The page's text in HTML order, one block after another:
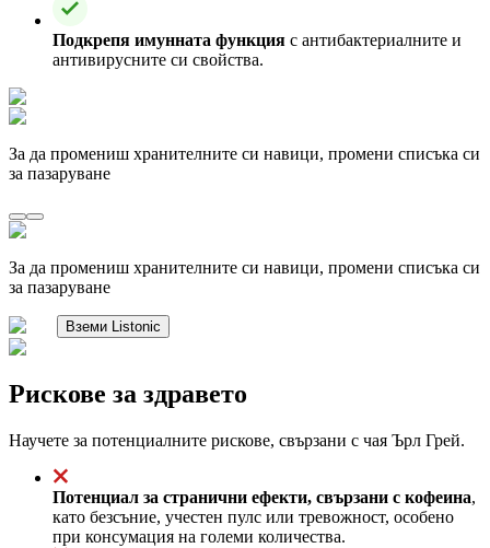
Подкрепя имунната функция с антибактериалните и
антивирусните си свойства.
За да промениш хранителните си навици, промени списъка си
за пазаруване
За да промениш хранителните си навици, промени списъка си
за пазаруване
Вземи Listonic
Рискове за здравето
Научете за потенциалните рискове, свързани с чая Ърл Грей.
Потенциал за странични ефекти, свързани с кофеина,
като безсъние, учестен пулс или тревожност, особено
при консумация на големи количества.